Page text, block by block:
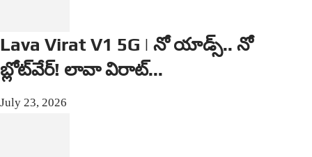
Lava Virat V1 5G | నో యాడ్స్.. నో
బ్లోట్‌వేర్! లావా విరాట్...
July 23, 2026